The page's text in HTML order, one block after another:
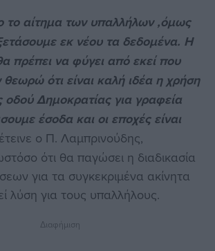
το αίτημα των υπαλλήλων ,όμως
εκ νέου τα δεδομένα. Η
πρέπει να φύγει από εκεί που
ότι είναι καλή ιδέα η χρήση
οδού Δημοκρατίας για γραφεία
έσοδα και οι εποχές είναι
ο Π. Λαμπρινούδης,
ότι θα παγώσει η διαδικασία
για τα συγκεκριμένα ακίνητα
λύση για τους υπαλλήλους.
Διαφήμιση